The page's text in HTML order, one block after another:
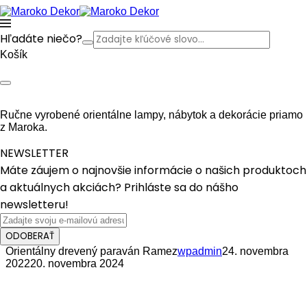
Hľadáte niečo?
Košík
Ručne vyrobené orientálne lampy, nábytok a dekorácie priamo
z Maroka.
NEWSLETTER
Máte záujem o najnovšie informácie o našich produktoch
a aktuálnych akciách? Prihláste sa do nášho
newsletteru!
ODOBERAŤ
Orientálny drevený paraván Ramezwpadmin24. novembra
202220. novembra 2024